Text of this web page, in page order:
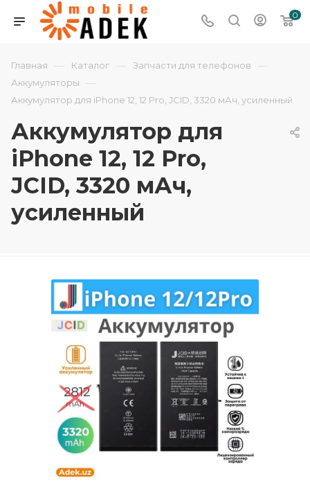
0
Главная — Каталог — Запчасти для телефонов —
Аккумуляторы —
Аккумулятор для iPhone 12, 12 Pro, JCID, 3320 мАч, усиленный
Аккумулятор для
iPhone 12, 12 Pro,
JCID, 3320 мАч,
усиленный